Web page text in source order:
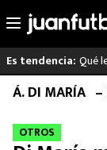
Saltar
contenido
Es tendencia: Qué
LO ÚLTIMO
LIGA MX
Á. DI MARÍA –
OTROS